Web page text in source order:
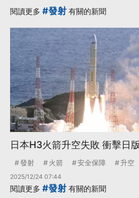
閱讀更多 #發射 有關的新聞
日本H3火箭升空失敗 衝擊日
發射 火箭 安全保障 升空
2025/12/24 07:44
閱讀更多 #發射 有關的新聞